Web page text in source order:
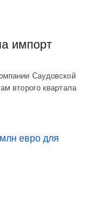
импорт
Саудовской
второго квартала